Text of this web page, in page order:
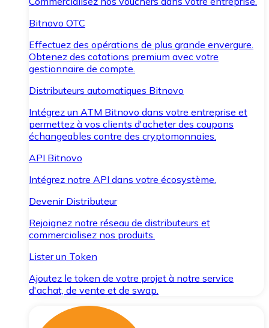
Bitnovo OTC
Effectuez des opérations de plus grande envergure.
Obtenez des cotations premium avec votre
gestionnaire de compte.
Distributeurs automatiques Bitnovo
Intégrez un ATM Bitnovo dans votre entreprise et
permettez à vos clients d'acheter des coupons
échangeables contre des cryptomonnaies.
API Bitnovo
Intégrez notre API dans votre écosystème.
Devenir Distributeur
Rejoignez notre réseau de distributeurs et
commercialisez nos produits.
Lister un Token
Ajoutez le token de votre projet à notre service
d'achat, de vente et de swap.